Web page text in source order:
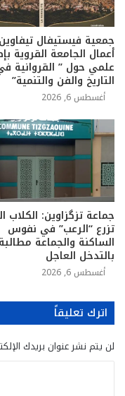
جمعية فيستيفال
أعمال الجامعة القروية
علمي حول ” القروانية
التاريخ والفن والتنمية”
أغسطس 6, 2026
جماعة تزگزاوين: الكلاب
تزرع “الرعب” في نفوس
الساكنة والجماعة مطالبة
بالتدخل العاجل
أغسطس 6, 2026
اترك تعليقاً
لن يتم نشر عنوان بريدك